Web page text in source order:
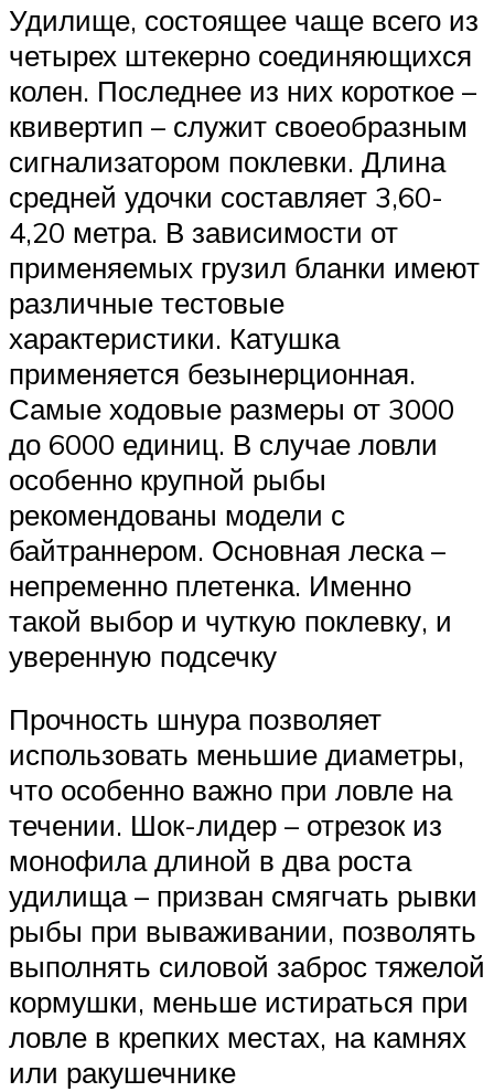
Удилище, состоящее чаще всего из
четырех штекерно соединяющихся
колен. Последнее из них короткое –
квивертип – служит своеобразным
сигнализатором поклевки. Длина
средней удочки составляет 3,60-
4,20 метра. В зависимости от
применяемых грузил бланки имеют
различные тестовые
характеристики. Катушка
применяется безынерционная.
Самые ходовые размеры от 3000
до 6000 единиц. В случае ловли
особенно крупной рыбы
рекомендованы модели с
байтраннером. Основная леска –
непременно плетенка. Именно
такой выбор и чуткую поклевку, и
уверенную подсечку
Прочность шнура позволяет
использовать меньшие диаметры,
что особенно важно при ловле на
течении. Шок-лидер – отрезок из
монофила длиной в два роста
удилища – призван смягчать рывки
рыбы при вываживании, позволять
выполнять силовой заброс тяжелой
кормушки, меньше истираться при
ловле в крепких местах, на камнях
или ракушечнике